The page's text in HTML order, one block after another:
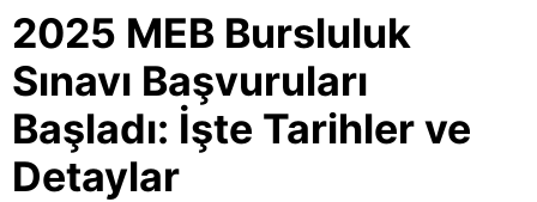
2025 MEB Bursluluk
Sınavı Başvuruları
Başladı: İşte Tarihler ve
Detaylar